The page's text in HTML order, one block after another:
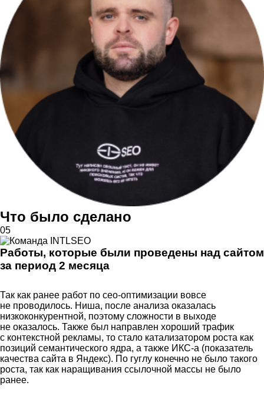
Что было сделано
05
Работы, которые были проведены над сайтом
за период 2 месяца
Так как ранее работ по сео-оптимизации вовсе
не проводилось. Ниша, после анализа оказалась
низкоконкурентной, поэтому сложности в выходе
не оказалось. Также был направлен хороший трафик
с контекстной рекламы, то стало катализатором роста как
позиций семантического ядра, а также ИКС-а (показатель
качества сайта в Яндекс). По гуглу конечно не было такого
роста, так как наращивания ссылочной массы не было
ранее.